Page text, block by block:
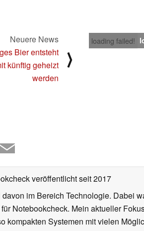
loading failed!
Neuere News
Bier entsteht
künftig geheizt
werden
⟩
veröffentlichtseit 2017
im Bereich Technologie. Dabei
Notebookcheck. Mein aktueller
Systemen mit vielen